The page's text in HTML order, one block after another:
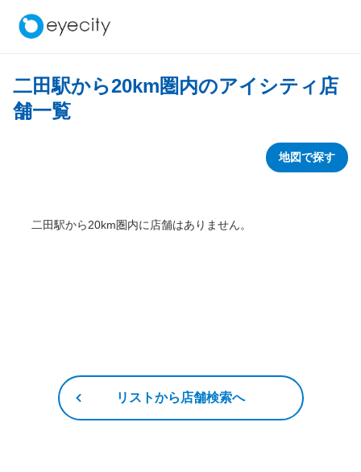
二田駅から20km圏内のアイシティ店
舗一覧
地図で探す
二田駅から20km圏内に店舗はありません。
リストから店舗検索へ